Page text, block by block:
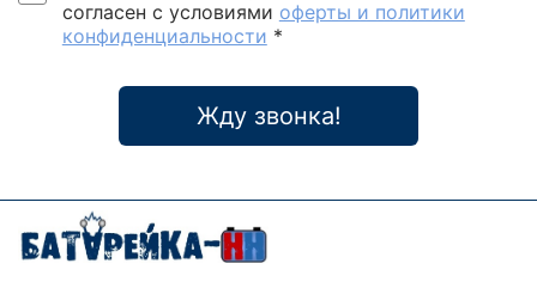
согласен с условиями оферты и политики
конфиденциальности *
Жду звонка!